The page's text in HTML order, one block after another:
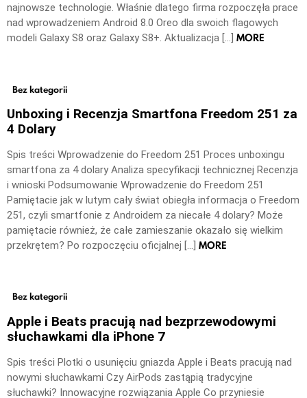
najnowsze technologie. Właśnie dlatego firma rozpoczęła prace
nad wprowadzeniem Android 8.0 Oreo dla swoich flagowych
modeli Galaxy S8 oraz Galaxy S8+. Aktualizacja […] MORE
Bez kategorii
Unboxing i Recenzja Smartfona Freedom 251 za
4 Dolary
Spis treści Wprowadzenie do Freedom 251 Proces unboxingu
smartfona za 4 dolary Analiza specyfikacji technicznej Recenzja
i wnioski Podsumowanie Wprowadzenie do Freedom 251
Pamiętacie jak w lutym cały świat obiegła informacja o Freedom
251, czyli smartfonie z Androidem za niecałe 4 dolary? Może
pamiętacie również, że całe zamieszanie okazało się wielkim
przekrętem? Po rozpoczęciu oficjalnej […] MORE
Bez kategorii
Apple i Beats pracują nad bezprzewodowymi
słuchawkami dla iPhone 7
Spis treści Plotki o usunięciu gniazda Apple i Beats pracują nad
nowymi słuchawkami Czy AirPods zastąpią tradycyjne
słuchawki? Innowacyjne rozwiązania Apple Co przyniesie